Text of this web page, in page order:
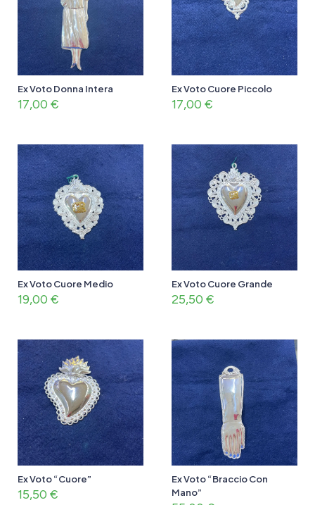
Ex Voto Donna Intera
17,00 €
Ex Voto Cuore Piccolo
17,00 €
Ex Voto Cuore Medio
19,00 €
Ex Voto Cuore Grande
25,50 €
Ex Voto “Cuore”
15,50 €
Ex Voto “Braccio Con
Mano”